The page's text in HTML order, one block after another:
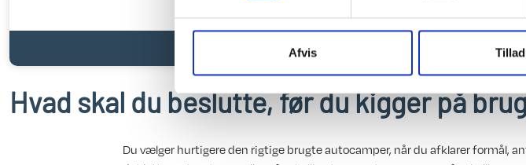
Afvis Læs
Hvad skal du beslutte, før du kigger på
Du vælger hurtigere den rigtige brugte autocamper, når du afklarer formål,